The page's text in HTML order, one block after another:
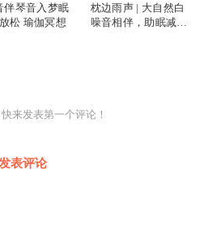
伴琴音入梦眠
松 瑜伽冥想
枕边雨声 | 大自然白
噪音相伴，助眠减压
来发表第一个评论！
发表评论